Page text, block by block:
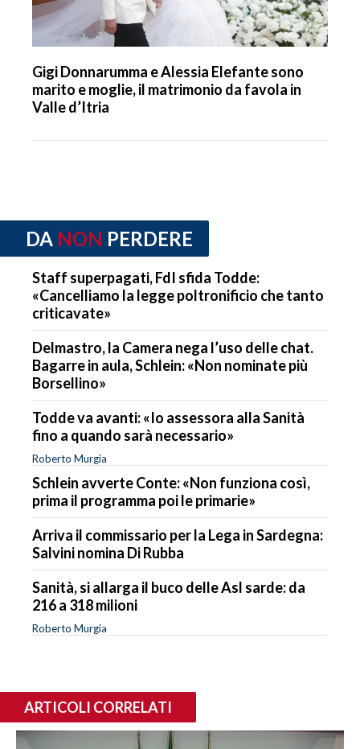
Gigi Donnarumma e Alessia Elefante sono
marito e moglie, il matrimonio da favola in
Valle d’Itria
DA NON PERDERE
Staff superpagati, FdI sfida Todde:
«Cancelliamo la legge poltronificio che tanto
criticavate»
Delmastro, la Camera nega l’uso delle chat.
Bagarre in aula, Schlein: «Non nominate più
Borsellino»
Todde va avanti: «Io assessora alla Sanità
fino a quando sarà necessario»
Roberto Murgia
Schlein avverte Conte: «Non funziona così,
prima il programma poi le primarie»
Arriva il commissario per la Lega in Sardegna:
Salvini nomina Di Rubba
Sanità, si allarga il buco delle Asl sarde: da
216 a 318 milioni
Roberto Murgia
ARTICOLI CORRELATI